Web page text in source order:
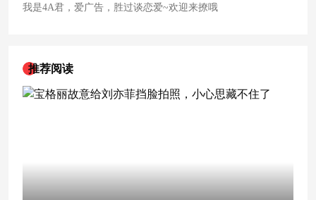
我是4A君，爱广告，胜过谈恋爱~欢迎来撩哦
推荐阅读